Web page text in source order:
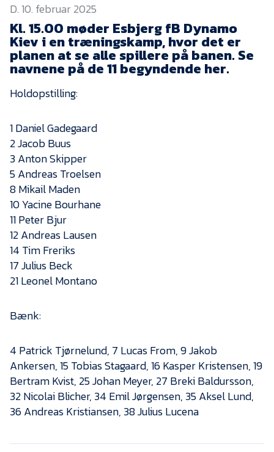
EfB Akademi
Sydvestjysk Fodbold
Samarbejde
Partnere
Blue Water Arena
Kontakt
Job i EfB
Presse
D. 10. februar 2025
Kl. 15.00 møder Esbjerg fB Dynamo
Kiev i en træningskamp, hvor det er
planen at se alle spillere på banen. Se
navnene på de 11 begyndende her.
Holdopstilling:
1 Daniel Gadegaard
2 Jacob Buus
3 Anton Skipper
5 Andreas Troelsen
8 Mikail Maden
10 Yacine Bourhane
11 Peter Bjur
12 Andreas Lausen
14 Tim Freriks
17 Julius Beck
21 Leonel Montano
Bænk:
4 Patrick Tjørnelund, 7 Lucas From, 9 Jakob
Ankersen, 15 Tobias Stagaard, 16 Kasper Kristensen, 19
Bertram Kvist, 25 Johan Meyer, 27 Breki Baldursson,
32 Nicolai Blicher, 34 Emil Jørgensen, 35 Aksel Lund,
36 Andreas Kristiansen, 38 Julius Lucena